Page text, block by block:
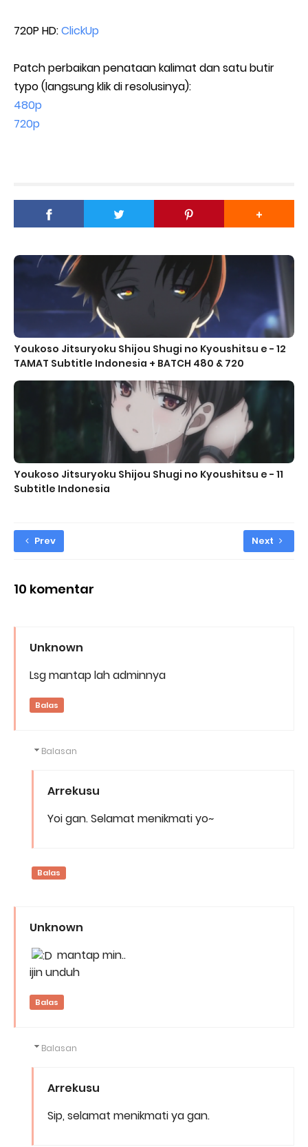
720P HD:ClickUp
Patch perbaikan penataan kalimat dan satu butir
typo (langsung klik di resolusinya):
480p
720p
Youkoso Jitsuryoku Shijou Shugi no Kyoushitsu e - 12
TAMAT Subtitle Indonesia + BATCH 480 & 720
Youkoso Jitsuryoku Shijou Shugi no Kyoushitsu e - 11
Subtitle Indonesia
Prev Next
10 komentar
Unknown
Lsg mantap lah adminnya
Balas
Balasan
Arrekusu
Yoi gan. Selamat menikmati yo~
Balas
Unknown
mantap min..
ijin unduh
Balas
Balasan
Arrekusu
Sip, selamat menikmati ya gan.